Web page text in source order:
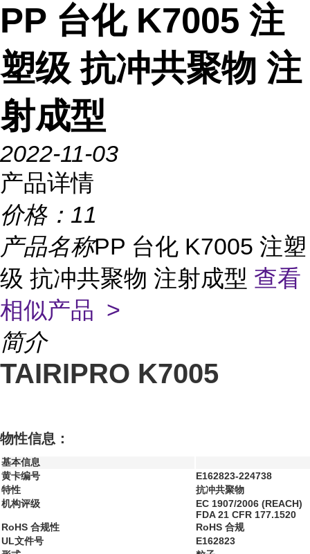
PP 台化 K7005 注
塑级 抗冲共聚物 注
射成型
2022-11-03
产品详情
价格： 11
产品名称PP 台化 K7005 注塑
级 抗冲共聚物 注射成型 查看
相似产品 >
简介
TAIRIPRO K7005
物性信息：
基本信息
黄卡编号
E162823-224738
特性
抗冲共聚物
机构评级
EC 1907/2006 (REACH)
FDA 21 CFR 177.1520
RoHS 合规性
RoHS 合规
UL文件号
E162823